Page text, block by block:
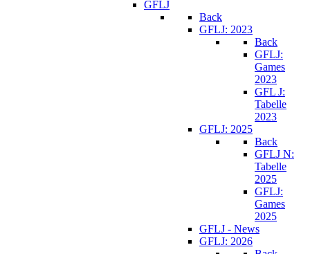
GFLJ
Back
GFLJ: 2023
Back
GFLJ:
Games
2023
GFL J:
Tabelle
2023
GFLJ: 2025
Back
GFLJ N:
Tabelle
2025
GFLJ:
Games
2025
GFLJ - News
GFLJ: 2026